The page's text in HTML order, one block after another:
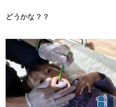
どうかな？？